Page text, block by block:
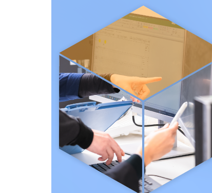
フ
ォ
ー
ム
受付